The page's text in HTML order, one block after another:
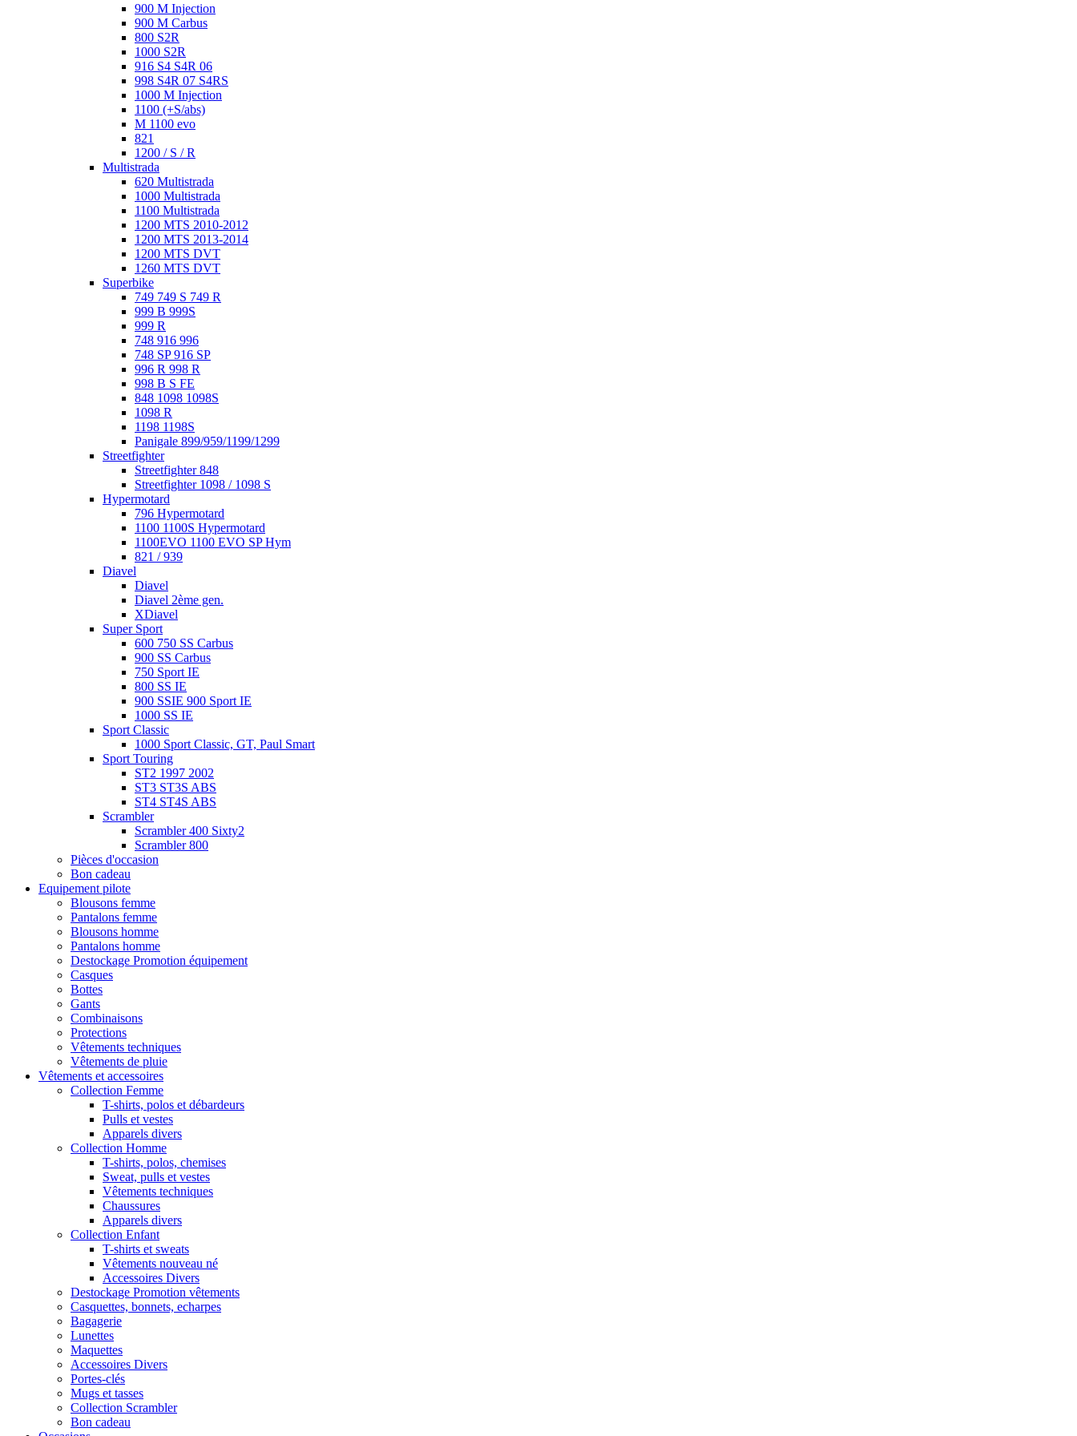
900 M Injection
900 M Carbus
800 S2R
1000 S2R
916 S4 S4R 06
998 S4R 07 S4RS
1000 M Injection
1100 (+S/abs)
M 1100 evo
821
1200 / S / R
Multistrada
620 Multistrada
1000 Multistrada
1100 Multistrada
1200 MTS 2010-2012
1200 MTS 2013-2014
1200 MTS DVT
1260 MTS DVT
Superbike
749 749 S 749 R
999 B 999S
999 R
748 916 996
748 SP 916 SP
996 R 998 R
998 B S FE
848 1098 1098S
1098 R
1198 1198S
Panigale 899/959/1199/1299
Streetfighter
Streetfighter 848
Streetfighter 1098 / 1098 S
Hypermotard
796 Hypermotard
1100 1100S Hypermotard
1100EVO 1100 EVO SP Hym
821 / 939
Diavel
Diavel
Diavel 2ème gen.
XDiavel
Super Sport
600 750 SS Carbus
900 SS Carbus
750 Sport IE
800 SS IE
900 SSIE 900 Sport IE
1000 SS IE
Sport Classic
1000 Sport Classic, GT, Paul Smart
Sport Touring
ST2 1997 2002
ST3 ST3S ABS
ST4 ST4S ABS
Scrambler
Scrambler 400 Sixty2
Scrambler 800
Pièces d'occasion
Bon cadeau
Equipement pilote
Blousons femme
Pantalons femme
Blousons homme
Pantalons homme
Destockage Promotion équipement
Casques
Bottes
Gants
Combinaisons
Protections
Vêtements techniques
Vêtements de pluie
Vêtements et accessoires
Collection Femme
T-shirts, polos et débardeurs
Pulls et vestes
Apparels divers
Collection Homme
T-shirts, polos, chemises
Sweat, pulls et vestes
Vêtements techniques
Chaussures
Apparels divers
Collection Enfant
T-shirts et sweats
Vêtements nouveau né
Accessoires Divers
Destockage Promotion vêtements
Casquettes, bonnets, echarpes
Bagagerie
Lunettes
Maquettes
Accessoires Divers
Portes-clés
Mugs et tasses
Collection Scrambler
Bon cadeau